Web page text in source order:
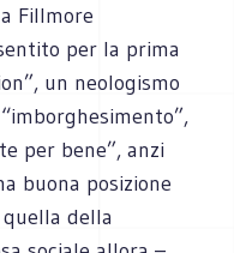
Fillmore
per la prima
un neologismo
per bene”, anzi
buona posizione
della